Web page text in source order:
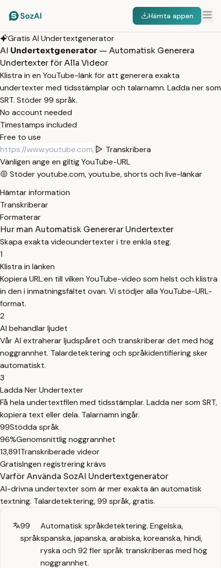
Hämta appen
Gratis AI Undertextgenerator
AI Undertextgenerator — Automatisk Generera
Undertexter för Alla Videor
Klistra in en YouTube-länk för att generera exakta
undertexter med tidsstämplar och talarnamn. Ladda ner som
SRT. Stöder 99 språk.
No account needed
Timestamps included
Free to use
Transkribera
Vänligen ange en giltig YouTube-URL
Stöder youtube.com, youtu.be, shorts och live-länkar
Hämtar information
Transkriberar
Formaterar
Hur man Automatisk Genererar Undertexter
Skapa exakta videoundertexter i tre enkla steg.
1
Klistra in länken
Kopiera URL:en till vilken YouTube-video som helst och klistra
in den i inmatningsfältet ovan. Vi stödjer alla YouTube-URL-
format.
2
AI behandlar ljudet
Vår AI extraherar ljudspåret och transkriberar det med hög
noggrannhet. Talardetektering och språkidentifiering sker
automatiskt.
3
Ladda Ner Undertexter
Få hela undertextfilen med tidsstämplar. Ladda ner som SRT,
kopiera text eller dela. Talarnamn ingår.
99Stödda språk
96%Genomsnittlig noggrannhet
13,891Transkriberade videor
GratisIngen registrering krävs
Varför Använda SozAI Undertextgenerator
AI-drivna undertexter som är mer exakta än automatisk
textning. Talardetektering, 99 språk, gratis.
99
språk
Automatisk språkdetektering. Engelska,
spanska, japanska, arabiska, koreanska, hindi,
ryska och 92 fler språk transkriberas med hög
noggrannhet.